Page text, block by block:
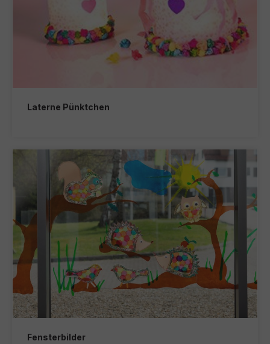
Laterne Pünktchen
Fensterbilder